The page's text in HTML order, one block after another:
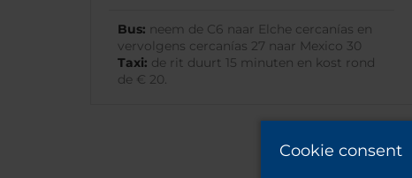
Bus: neem de C6 naar Elche cercanías en
vervolgens cercanías 27 naar Mexico 30
Taxi: de rit duurt 15 minuten en kost rond
de € 20.
Cookie consent